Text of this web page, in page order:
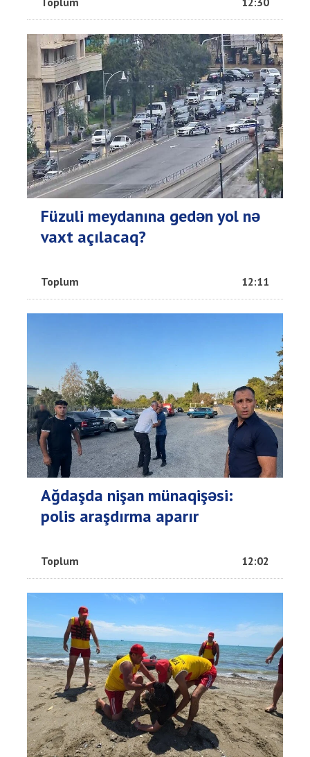
Füzuli meydanına gedən yol nə
vaxt açılacaq?
Toplum 12:11
Ağdaşda nişan münaqişəsi:
polis araşdırma aparır
Toplum 12:02